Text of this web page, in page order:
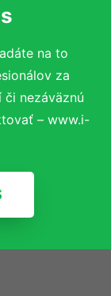
na to
za
či nezáväznú
– www.i-